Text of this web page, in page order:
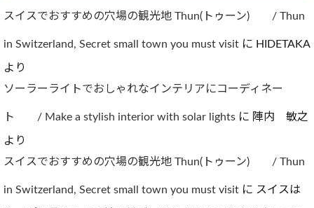
スイスでおすすめの穴場の観光地 Thun(トゥーン) / Thun
in Switzerland, Secret small town you must visit に HIDETAKA
より
ソーラーライトでおしゃれなインテリアにコーディネー
ト / Make a stylish interior with solar lights に 陣内 敏之
より
スイスでおすすめの穴場の観光地 Thun(トゥーン) / Thun
in Switzerland, Secret small town you must visit に スイスは